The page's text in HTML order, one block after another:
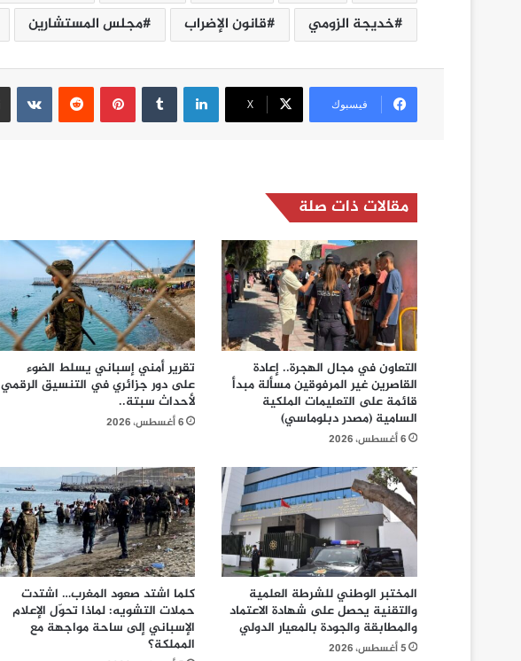
خديجة الزومي
قانون الإضراب مجلس المستشارين
فيسبوك ‫X
لينكدإن بينتيريست
مقالات ذات صلة
التعاون في مجال الهجرة.. إعادة
القاصرين غير المرفوقين مسألة مبدأ
قائمة على التعليمات الملكية
السامية (مصدر دبلوماسي)
6 أغسطس، 2026
تقرير أمني إسباني يسلط الضوء
على دور جزائري في التنسيق الرقمي
لأحداث سبتة..
6 أغسطس، 2026
المختبر الوطني للشرطة العلمية
والتقنية يحصل على شهادة الاعتماد
والمطابقة والجودة بالمعيار الدولي
5 أغسطس، 2026
كلما اشتد صعود المغرب… اشتدت
حملات التشويه: لماذا تحوّل الإعلام
الإسباني إلى ساحة مواجهة مع
المملكة؟